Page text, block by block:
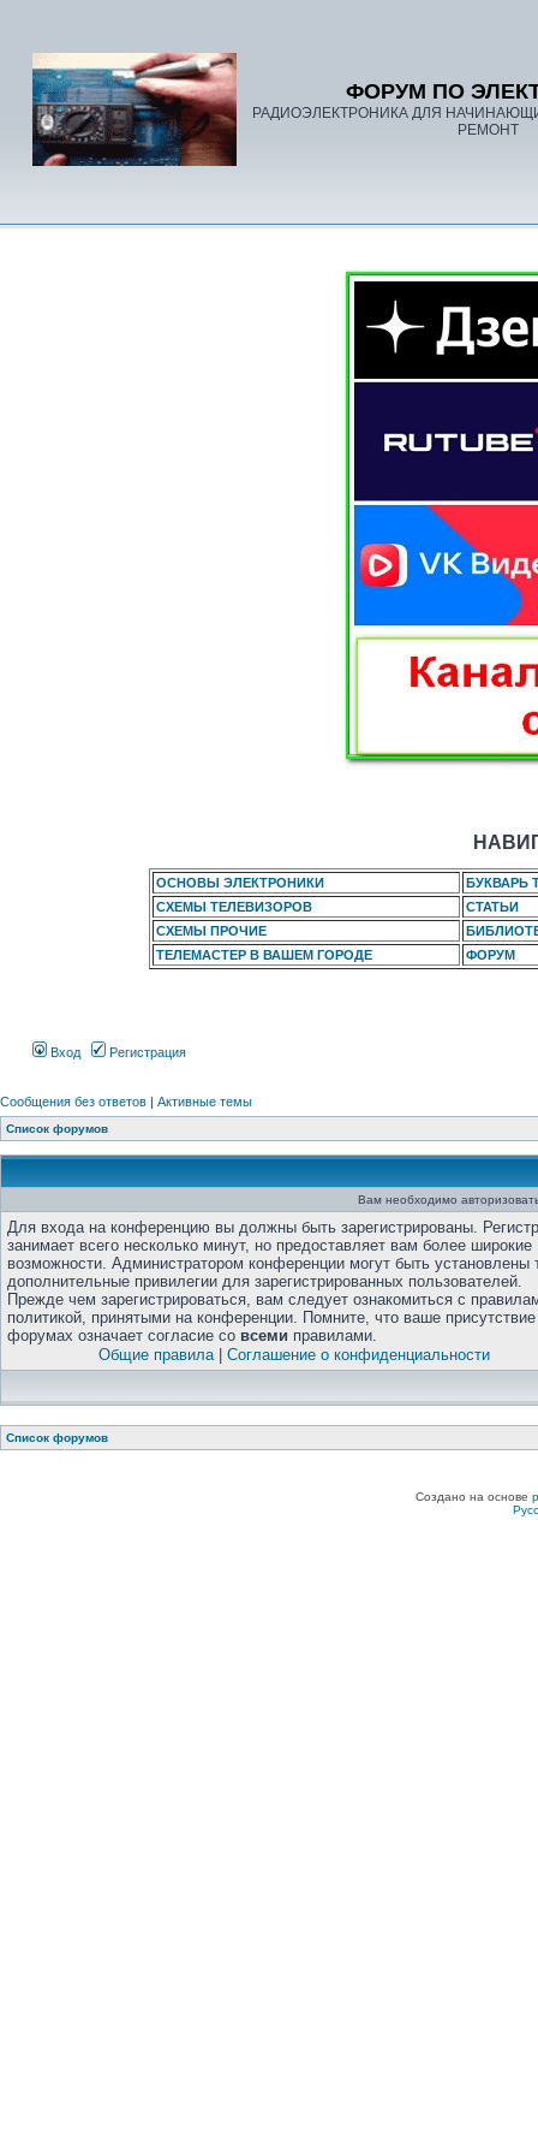
ФОРУМ ПО
РАДИОЭЛЕКТРОНИКА ДЛЯ
РЕМОНТ
ОСНОВЫ ЭЛЕКТРОНИКИ
БУКВАРЬ
СХЕМЫ ТЕЛЕВИЗОРОВ
СТАТЬИ
СХЕМЫ ПРОЧИЕ
ТЕЛЕМАСТЕР В ВАШЕМ ГОРОДЕ
ФОРУМ
Вход Регистрация
Сообщения без ответов | Активные темы
Список форумов
Вам необходимо
Для входа на конференцию вы должны быть зарегистрированы.
занимает всего несколько минут, но предоставляет вам более широкие
возможности. Администратором конференции могут быть установлены
дополнительные привилегии для зарегистрированных пользователей.
Прежде чем зарегистрироваться, вам следует ознакомиться с
политикой, принятыми на конференции. Помните, что ваше
форумах означает согласие со всеми правилами.
Общие правила| Соглашение о конфиденциальности
Список форумов
Создано на основе